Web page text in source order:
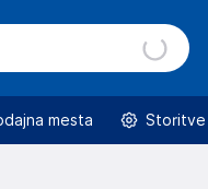
mesta Storitve